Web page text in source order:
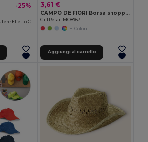
-25% 3,61 €
CAMPO DE FIORI Borsa shopping in iuta di CAMPO DE FIORI
GiftRetail MO8967
+1 Colori
Aggiungi al carrello